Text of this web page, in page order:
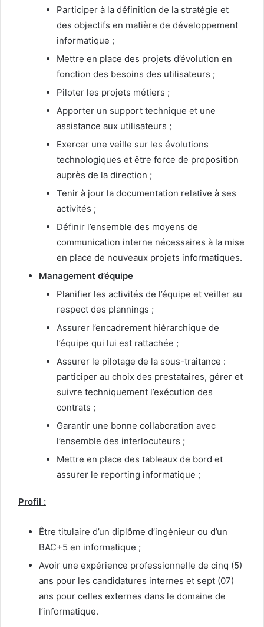
Participer à la définition de la stratégie et
des objectifs en matière de développement
informatique ;
Mettre en place des projets d’évolution en
fonction des besoins des utilisateurs ;
Piloter les projets métiers ;
Apporter un support technique et une
assistance aux utilisateurs ;
Exercer une veille sur les évolutions
technologiques et être force de proposition
auprès de la direction ;
Tenir à jour la documentation relative à ses
activités ;
Définir l’ensemble des moyens de
communication interne nécessaires à la mise
en place de nouveaux projets informatiques.
Management d’équipe
Planifier les activités de l’équipe et veiller au
respect des plannings ;
Assurer l’encadrement hiérarchique de
l’équipe qui lui est rattachée ;
Assurer le pilotage de la sous-traitance :
participer au choix des prestataires, gérer et
suivre techniquement l’exécution des
contrats ;
Garantir une bonne collaboration avec
l’ensemble des interlocuteurs ;
Mettre en place des tableaux de bord et
assurer le reporting informatique ;
Profil :
Être titulaire d’un diplôme d’ingénieur ou d’un
BAC+5 en informatique ;
Avoir une expérience professionnelle de cinq (5)
ans pour les candidatures internes et sept (07)
ans pour celles externes dans le domaine de
l’informatique.